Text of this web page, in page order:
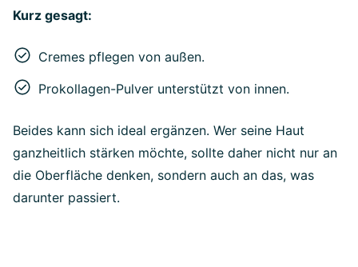
Kurz gesagt:
Cremes pflegen von außen.
Prokollagen-Pulver unterstützt von innen.
Beides kann sich ideal ergänzen. Wer seine Haut
ganzheitlich stärken möchte, sollte daher nicht nur an
die Oberfläche denken, sondern auch an das, was
darunter passiert.